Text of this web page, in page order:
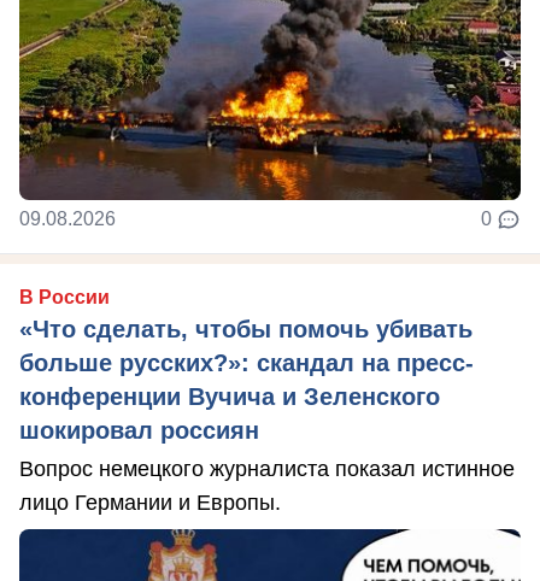
09.08.2026 0
В России
«Что сделать, чтобы помочь убивать
больше русских?»: скандал на пресс-
конференции Вучича и Зеленского
шокировал россиян
Вопрос немецкого журналиста показал истинное
лицо Германии и Европы.